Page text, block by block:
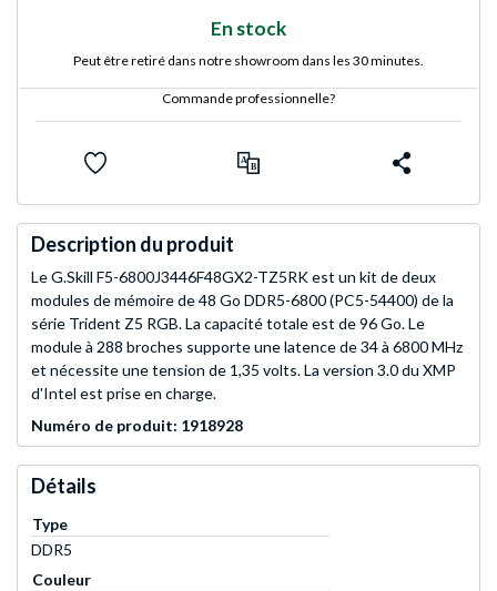
En stock
Peut être retiré dans notre showroom dans les 30 minutes.
Commande professionnelle?
Description du produit
Le G.Skill F5-6800J3446F48GX2-TZ5RK est un kit de deux
modules de mémoire de 48 Go DDR5-6800 (PC5-54400) de la
série Trident Z5 RGB. La capacité totale est de 96 Go. Le
module à 288 broches supporte une latence de 34 à 6800 MHz
et nécessite une tension de 1,35 volts. La version 3.0 du XMP
d'Intel est prise en charge.
Numéro de produit: 1918928
Détails
Type
DDR5
Couleur